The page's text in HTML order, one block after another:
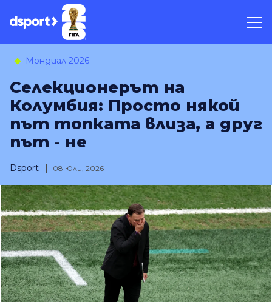
Мондиал 2026
Селекционерът на
Колумбия: Просто някой
път топката влиза, а друг
път - не
Dsport 08 Юли, 2026